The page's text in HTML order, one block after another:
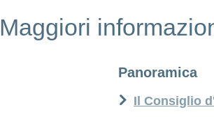
Maggiori
Panoramica
Il Consiglio